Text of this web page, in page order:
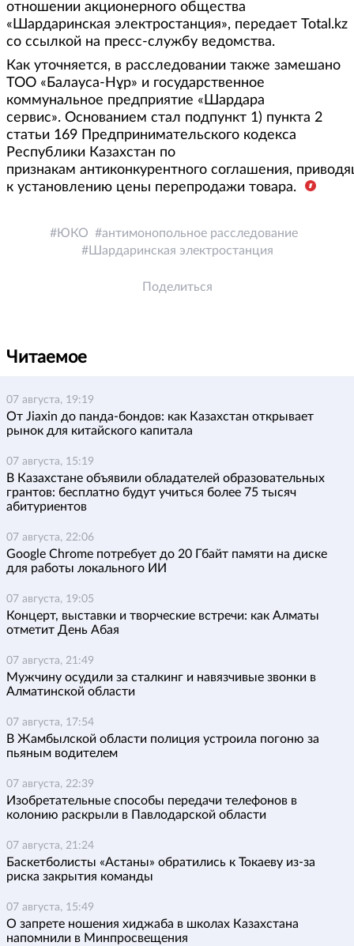
отношении акционерного общества
«Шардаринская электростанция», передает Total.kz
со ссылкой на пресс-службу ведомства.
Как уточняется, в расследовании также замешано
ТОО «Балауса-Нұр» и государственное
коммунальное предприятие «Шардара
сервис». Основанием стал подпункт 1) пункта 2
статьи 169 Предпринимательского кодекса
Республики Казахстан по
признакам антиконкурентного соглашения,
к установлению цены перепродажи товара.
ЮКО
антимонопольное расследование
Шардаринская электростанция
Поделиться
Читаемое
07 августа, 19:19
От Jiaxin до панда-бондов: как Казахстан открывает
рынок для китайского капитала
07 августа, 15:19
В Казахстане объявили обладателей образовательных
грантов: бесплатно будут учиться более 75 тысяч
абитуриентов
07 августа, 22:06
Google Chrome потребует до 20 Гбайт памяти на диске
для работы локального ИИ
07 августа, 19:05
Концерт, выставки и творческие встречи: как Алматы
отметит День Абая
07 августа, 21:49
Мужчину осудили за сталкинг и навязчивые звонки в
Алматинской области
07 августа, 17:54
В Жамбылской области полиция устроила погоню за
пьяным водителем
07 августа, 22:39
Изобретательные способы передачи телефонов в
колонию раскрыли в Павлодарской области
07 августа, 21:24
Баскетболисты «Астаны» обратились к Токаеву из-за
риска закрытия команды
07 августа, 15:49
О запрете ношения хиджаба в школах Казахстана
напомнили в Минпросвещения